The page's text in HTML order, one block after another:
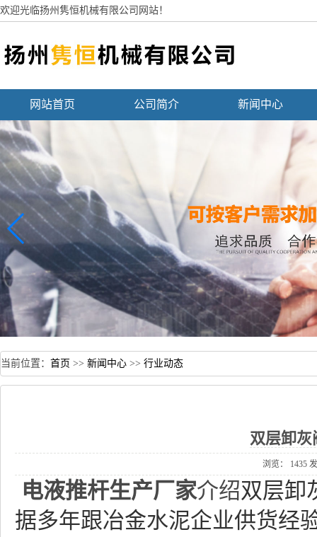
欢迎光临扬州隽恒机械有限公司网站！
网站首页 公司简介 新闻中心
当前位置： 首页 >> 新闻中心 >> 行业动态
双层卸灰
浏览：1435
电液推杆生产厂家介绍双层卸
据多年跟冶金水泥企业供货经